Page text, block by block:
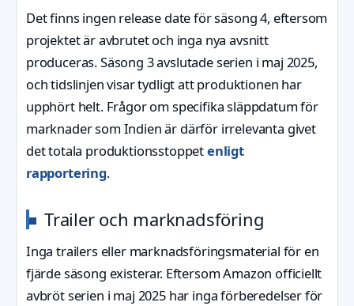
Det finns ingen release date för säsong 4, eftersom
projektet är avbrutet och inga nya avsnitt
produceras. Säsong 3 avslutade serien i maj 2025,
och tidslinjen visar tydligt att produktionen har
upphört helt. Frågor om specifika släppdatum för
marknader som Indien är därför irrelevanta givet
det totala produktionsstoppetenligt
rapportering.
Trailer och marknadsföring
Inga trailers eller marknadsföringsmaterial för en
fjärde säsong existerar. Eftersom Amazon officiellt
avbröt serien i maj 2025 har inga förberedelser för